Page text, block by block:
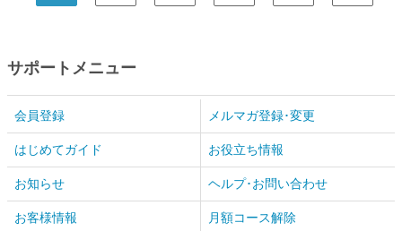
サポートメニュー
会員登録 メルマガ登録･変更
はじめてガイド お役立ち情報
お知らせ ヘルプ･お問い合わせ
お客様情報 月額コース解除